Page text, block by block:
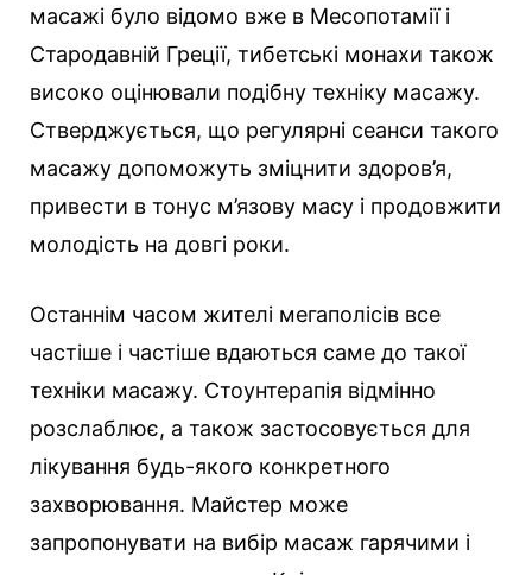
масажі було відомо вже в Месопотамії і
Стародавній Греції, тибетські монахи також
високо оцінювали подібну техніку масажу.
Стверджується, що регулярні сеанси такого
масажу допоможуть зміцнити здоров’я,
привести в тонус м’язову масу і продовжити
молодість на довгі роки.
Останнім часом жителі мегаполісів все
частіше і частіше вдаються саме до такої
техніки масажу. Стоунтерапія відмінно
розслаблює, а також застосовується для
лікування будь-якого конкретного
захворювання. Майстер може
запропонувати на вибір масаж гарячими і